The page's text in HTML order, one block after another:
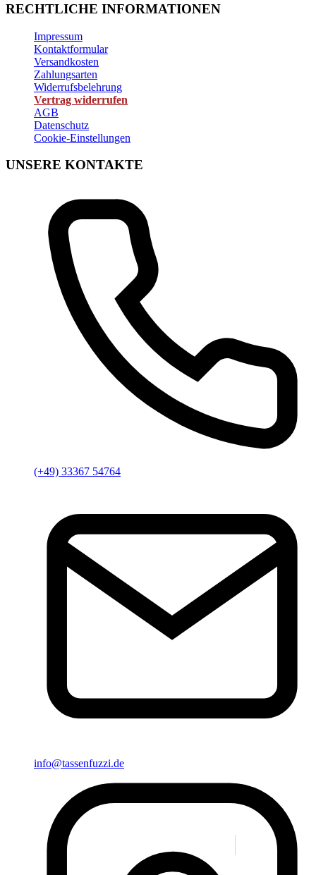
RECHTLICHE INFORMATIONEN
Impressum
Kontaktformular
Versandkosten
Zahlungsarten
Widerrufsbelehrung
Vertrag widerrufen
AGB
Datenschutz
Cookie-Einstellungen
UNSERE KONTAKTE
(+49) 33367 54764
info@tassenfuzzi.de